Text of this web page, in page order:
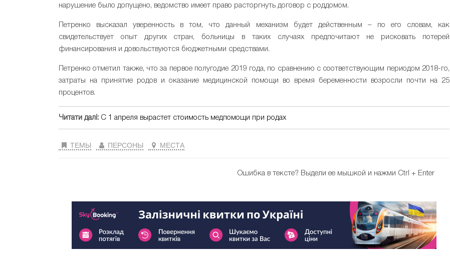
нарушение было допущено, ведомство имеет право расторгнуть договор с роддомом.
Петренко высказал уверенность в том, что данный механизм будет действенным – по его словам, как
свидетельствует опыт других стран, больницы в таких случаях предпочитают не рисковать потерей
финансирования и довольствуются бюджетными средствами.
Петренко отметил также, что за первое полугодие 2019 года, по сравнению с соответствующим периодом 2018-го,
затраты на принятие родов и оказание медицинской помощи во время беременности возросли почти на 25
процентов.
Читати далі: С 1 апреля вырастет стоимость медпомощи при родах
ТЕМЫ ПЕРСОНЫ МЕСТА
Ошибка в тексте? Выдели ее мышкой и нажми Ctrl + Enter